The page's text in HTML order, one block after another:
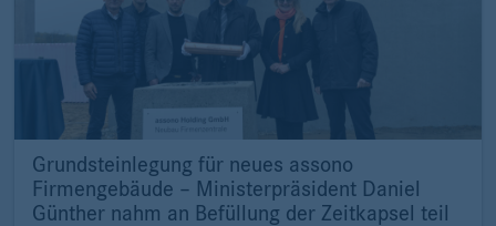
Grundsteinlegung für neues assono
Firmengebäude – Ministerpräsident Daniel
Günther nahm an Befüllung der Zeitkapsel teil